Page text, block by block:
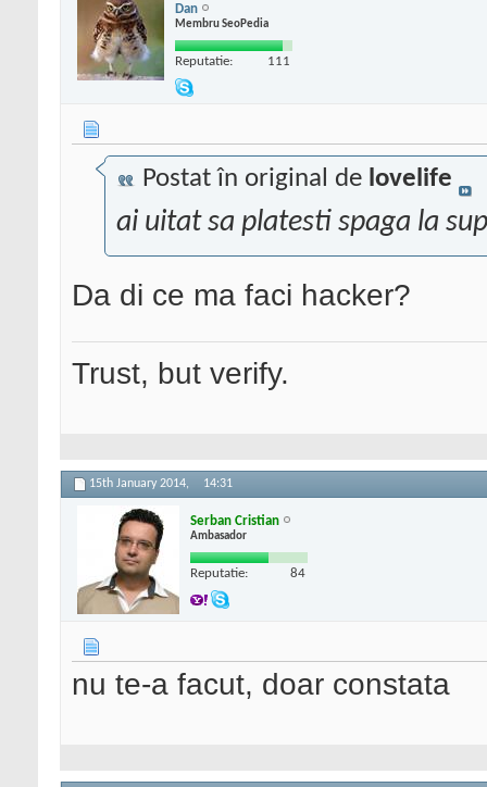
Dan
Membru SeoPedia
Reputatie: 111
Postat în original de lovelife
ai uitat sa platesti spaga la
Da di ce ma faci hacker?
Trust, but verify.
15th January 2014, 14:31
Serban Cristian
Ambasador
Reputatie: 84
nu te-a facut, doar constata